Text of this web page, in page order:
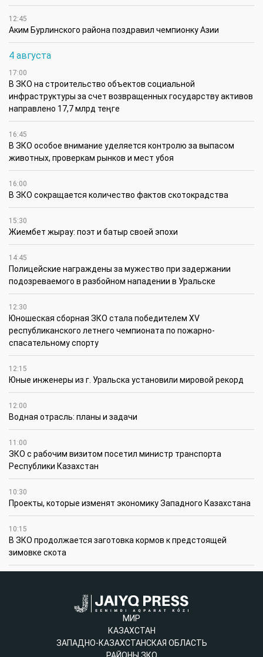
12:45
Аким Бурлинского района поздравил чемпионку Азии
4 августа
17:00
В ЗКО на строительство объектов социальной
инфраструктуры за счет возвращенных государству активов
направлено 17,7 млрд теңге
16:45
В ЗКО особое внимание уделяется контролю за выпасом
животных, проверкам рынков и мест убоя
16:00
В ЗКО сокращается количество фактов скотокрадства
15:30
Жиембет жырау: поэт и батыр своей эпохи
14:45
Полицейские награждены за мужество при задержании
подозреваемого в разбойном нападении в Уральске
12:30
Юношеская сборная ЗКО стала победителем XV
республиканского летнего чемпионата по пожарно-
спасательному спорту
12:15
Юные инженеры из г. Уральска установили мировой рекорд
12:00
Водная отрасль: планы и задачи
11:00
ЗКО с рабочим визитом посетил министр транспорта
Республики Казахстан
10:30
Проекты, которые изменят экономику Западного Казахстана
10:15
В ЗКО продолжается заготовка кормов к предстоящей
зимовке скота
МИР
КАЗАХСТАН
ЗАПАДНО-КАЗАХСТАНСКАЯ ОБЛАСТЬ